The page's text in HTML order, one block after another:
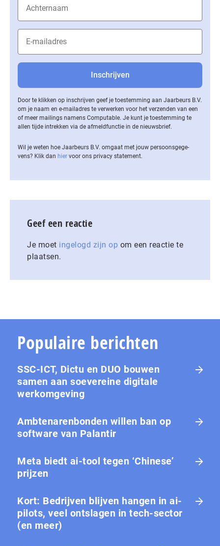
Door te klikken op inschrijven geef je toestemming aan Jaarbeurs B.V.
om je naam en e-mailadres te verwerken voor het verzenden van een
of meer mailings namens Computable. Je kunt je toestemming te
allen tijde intrekken via de af­meld­func­tie in de nieuwsbrief.
Wil je weten hoe Jaarbeurs B.V. omgaat met jouw per­soons­ge­ge­
vens? Klik dan hier voor ons privacy statement.
Geef een reactie
Je moet ingelogd zijn op om een reactie te
plaatsen.
Populaire berichten
SSC-ICT, Dictu en DUO bouwen
samen aan soevereine digitale
werkomgeving
Ambtenarenbonden willen ban op
software van Palantir
Meta biedt ai-tool tegen ‘Chinese’
prijzen
Kort: Bedrijven blijven hangen in ai-
pilots, veel ontslagen in tech-sector
(en meer)